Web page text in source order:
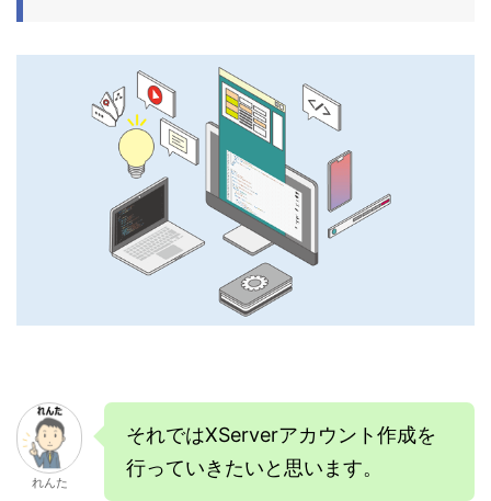
れんた
それではXServerアカウント作成を
行っていきたいと思います。